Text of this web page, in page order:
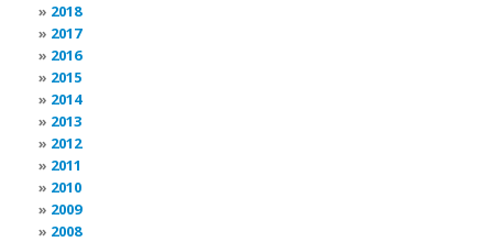
2018
2017
2016
2015
2014
2013
2012
2011
2010
2009
2008